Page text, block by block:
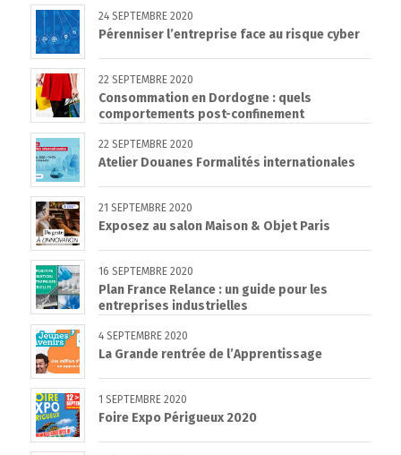
24 SEPTEMBRE 2020
Pérenniser l’entreprise face au risque cyber
22 SEPTEMBRE 2020
Consommation en Dordogne : quels
comportements post-confinement
22 SEPTEMBRE 2020
Atelier Douanes Formalités internationales
21 SEPTEMBRE 2020
Exposez au salon Maison & Objet Paris
16 SEPTEMBRE 2020
Plan France Relance : un guide pour les
entreprises industrielles
4 SEPTEMBRE 2020
La Grande rentrée de l’Apprentissage
1 SEPTEMBRE 2020
Foire Expo Périgueux 2020